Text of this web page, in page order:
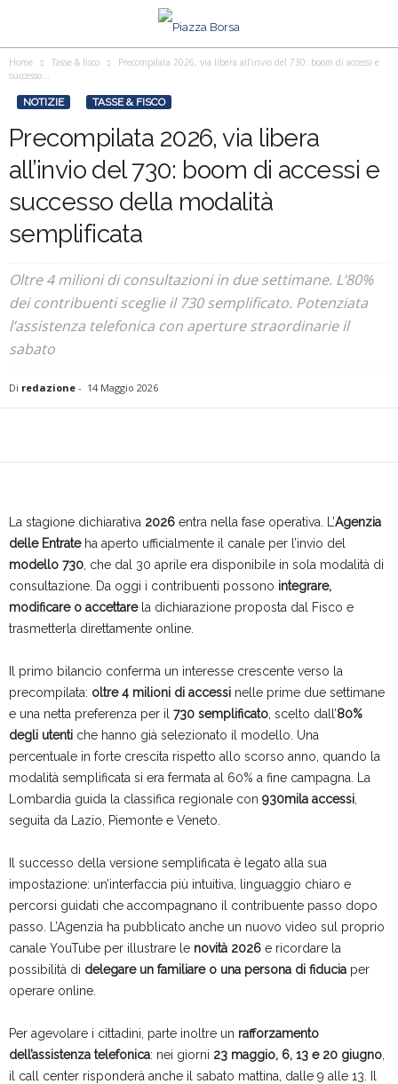
Home Tasse & fisco
Precompilata 2026, via libera all’invio del 730: boom di accessi e
successo...
NOTIZIE TASSE & FISCO
Precompilata 2026, via libera
all’invio del 730: boom di accessi e
successo della modalità
semplificata
Oltre 4 milioni di consultazioni in due settimane. L’80%
dei contribuenti sceglie il 730 semplificato. Potenziata
l’assistenza telefonica con aperture straordinarie il
sabato
Di redazione - 14 Maggio 2026
La stagione dichiarativa 2026 entra nella fase operativa. L’Agenzia
delle Entrateha aperto ufficialmente il canale per l’invio del
modello 730 , che dal 30 aprile era disponibile in sola modalità di
consultazione. Da oggi i contribuenti possono integrare,
modificare o accettarela dichiarazione proposta dal Fisco e
trasmetterla direttamente online.
Il primo bilancio conferma un interesse crescente verso la
precompilata: oltre 4 milioni di accessi nelle prime due settimane
e una netta preferenza per il 730 semplificato , scelto dall’80%
degli utenti che hanno già selezionato il modello. Una
percentuale in forte crescita rispetto allo scorso anno, quando la
modalità semplificata si era fermata al 60% a fine campagna. La
Lombardia guida la classifica regionale con 930mila accessi
seguita da Lazio, Piemonte e Veneto.
Il successo della versione semplificata è legato alla sua
impostazione: un’interfaccia più intuitiva, linguaggio chiaro e
percorsi guidati che accompagnano il contribuente passo dopo
passo. L’Agenzia ha pubblicato anche un nuovo video sul proprio
canale YouTube per illustrare le novità 2026 e ricordare la
possibilità di delegare un familiare o una persona di fiducia per
operare online.
Per agevolare i cittadini, parte inoltre un rafforzamento
dell’assistenza telefonica: nei giorni 23 maggio, 6, 13 e 20 giugno
il call center risponderà anche il sabato mattina, dalle 9 alle 13. Il